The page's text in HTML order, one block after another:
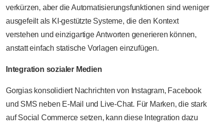
verkürzen, aber die Automatisierungsfunktionen sind weniger
ausgefeilt als KI-gestützte Systeme, die den Kontext
verstehen und einzigartige Antworten generieren können,
anstatt einfach statische Vorlagen einzufügen.
Integration sozialer Medien
Gorgias konsolidiert Nachrichten von Instagram, Facebook
und SMS neben E-Mail und Live-Chat. Für Marken, die stark
auf Social Commerce setzen, kann diese Integration dazu